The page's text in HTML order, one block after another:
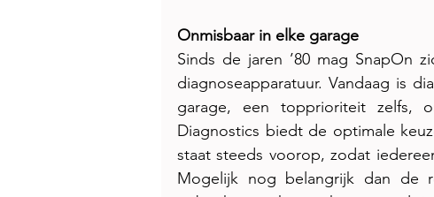
Onmisbaar in elke garage
Sinds de jaren ’80 mag SnapOn
diagnoseapparatuur. Vandaag is
garage, een topprioriteit zelfs,
Diagnostics biedt de optimale
staat steeds voorop, zodat
Mogelijk nog belangrijk dan de